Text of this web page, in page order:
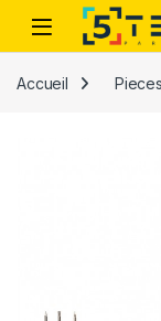
Passer à la navigation
Aller au contenu
Accueil